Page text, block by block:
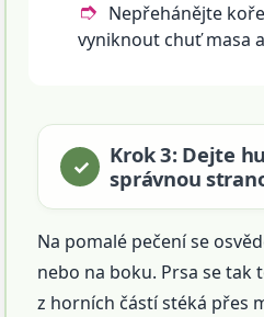
Nepřehánějte
vyniknout chuť masa
Krok 3: Dejte
správnou
Na pomalé pečení se
nebo na boku. Prsa se tak
z horních částí stéká přes